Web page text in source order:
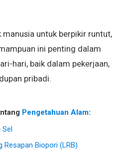
untuk berpikir runtut,
ini penting dalam
hari, baik dalam pekerjaan,
pribadi.
Pengetahuan Alam:
Sel
Resapan Biopori (LRB)